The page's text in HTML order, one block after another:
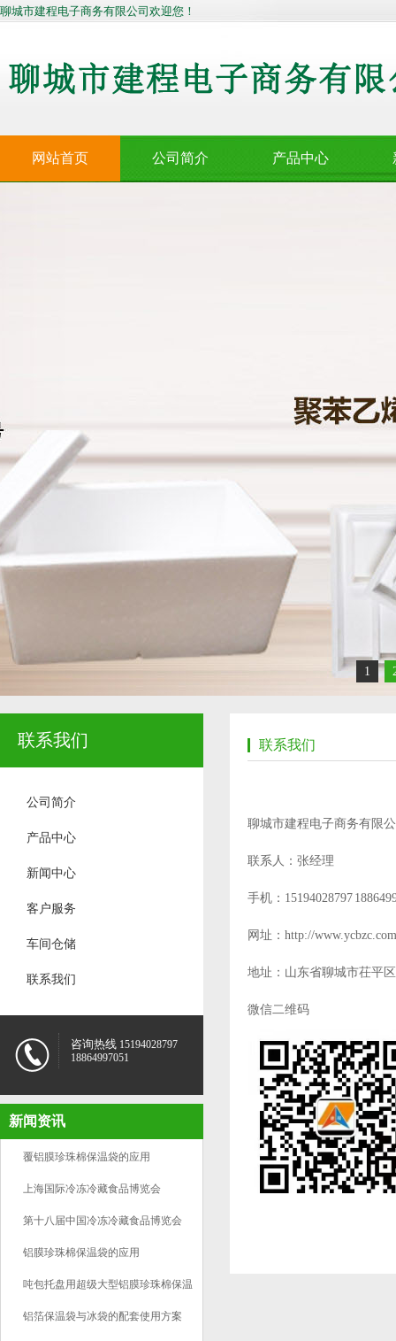
聊城市建程电子商务有限公司欢迎您！
网站首页 公司简介 产品中心
1
联系我们
公司简介
产品中心
新闻中心
客户服务
车间仓储
联系我们
咨询热线 15194028797
18864997051
新闻资讯
覆铝膜珍珠棉保温袋的应用
上海国际冷冻冷藏食品博览会
第十八届中国冷冻冷藏食品博览会
铝膜珍珠棉保温袋的应用
吨包托盘用超级大型铝膜珍珠棉保温
袋应用
铝箔保温袋与冰袋的配套使用方案
联系我们
聊城市建程电子商务有限
联系人：张经理
手机：15194028797
网址：http://www.ycbzc.com
地址：山东省聊城市茌平
微信二维码